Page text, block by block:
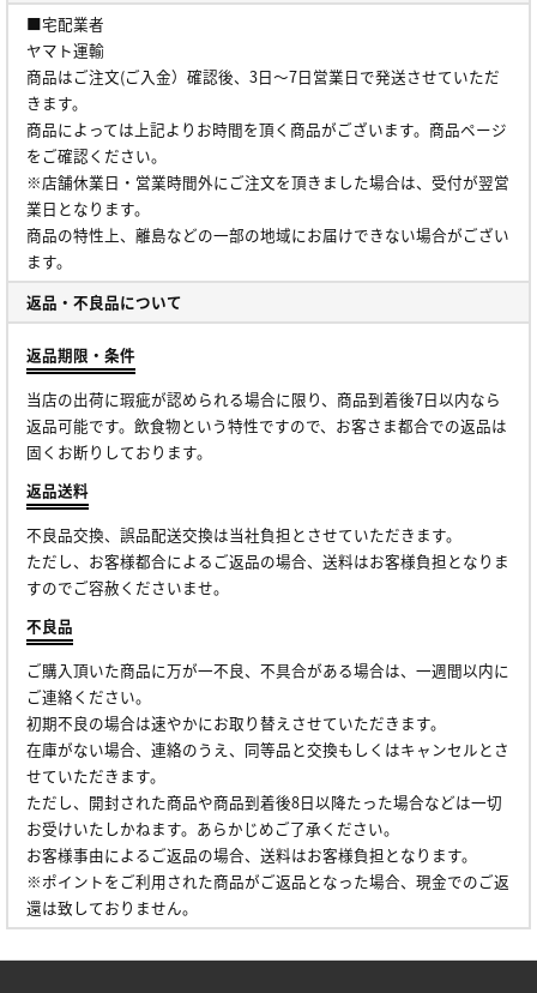
■宅配業者
ヤマト運輸
商品はご注文(ご入金）確認後、3日～7日営業日で発送させていただ
きます。
商品によっては上記よりお時間を頂く商品がございます。商品ページ
をご確認ください。
※店舗休業日・営業時間外にご注文を頂きました場合は、受付が翌営
業日となります。
商品の特性上、離島などの一部の地域にお届けできない場合がござい
ます。
返品・不良品について
返品期限・条件
当店の出荷に瑕疵が認められる場合に限り、商品到着後7日以内なら
返品可能です。飲食物という特性ですので、お客さま都合での返品は
固くお断りしております。
返品送料
不良品交換、誤品配送交換は当社負担とさせていただきます。
ただし、お客様都合によるご返品の場合、送料はお客様負担となりま
すのでご容赦くださいませ。
不良品
ご購入頂いた商品に万が一不良、不具合がある場合は、一週間以内に
ご連絡ください。
初期不良の場合は速やかにお取り替えさせていただきます。
在庫がない場合、連絡のうえ、同等品と交換もしくはキャンセルとさ
せていただきます。
ただし、開封された商品や商品到着後8日以降たった場合などは一切
お受けいたしかねます。あらかじめご了承ください。
お客様事由によるご返品の場合、送料はお客様負担となります。
※ポイントをご利用された商品がご返品となった場合、現金でのご返
還は致しておりません。